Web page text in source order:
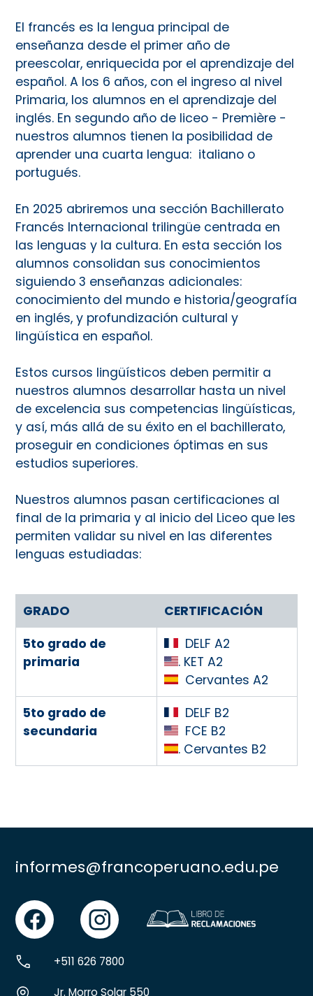
El francés es la lengua principal de
enseñanza desde el primer año de
preescolar, enriquecida por el aprendizaje del
español. A los 6 años, con el ingreso al nivel
Primaria, los alumnos en el aprendizaje del
inglés. En segundo año de liceo - Première -
nuestros alumnos tienen la posibilidad de
aprender una cuarta lengua: italiano o
portugués.
En 2025 abriremos una sección Bachillerato
Francés Internacional trilingüe centrada en
las lenguas y la cultura. En esta sección los
alumnos consolidan sus conocimientos
siguiendo 3 enseñanzas adicionales:
conocimiento del mundo e historia/geografía
en inglés, y profundización cultural y
lingüística en español.
Estos cursos lingüísticos deben permitir a
nuestros alumnos desarrollar hasta un nivel
de excelencia sus competencias lingüísticas,
y así, más allá de su éxito en el bachillerato,
proseguir en condiciones óptimas en sus
estudios superiores.
Nuestros alumnos pasan certificaciones al
final de la primaria y al inicio del Liceo que les
permiten validar su nivel en las diferentes
lenguas estudiadas:
GRADO
CERTIFICACIÓN
5to grado de
primaria
DELF A2
. KET A2
Cervantes A2
5to grado de
secundaria
DELF B2
FCE B2
. Cervantes B2
informes@francoperuano.edu.pe
facebook instgram
+511 626 7800
Jr. Morro Solar 550